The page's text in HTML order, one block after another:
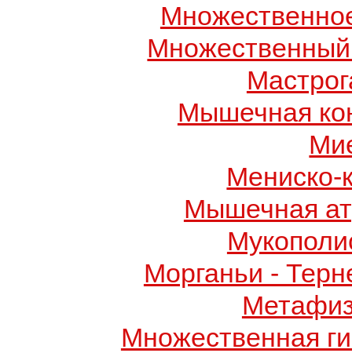
Мышечная
Мениско-
Мышечная
Морганьи -
Множественная